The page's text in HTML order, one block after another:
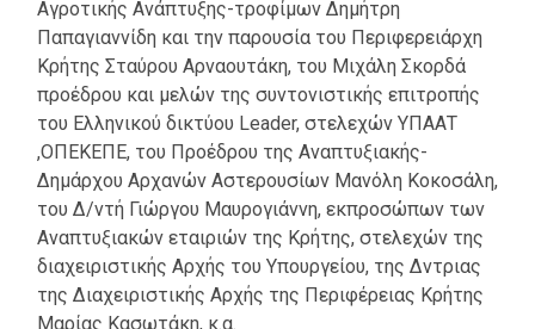
Αγροτικής Ανάπτυξης-τροφίμων Δημήτρη
Παπαγιαννίδη και την παρουσία του Περιφερειάρχη
Κρήτης Σταύρου Αρναουτάκη, του Μιχάλη Σκορδά
προέδρου και μελών της συντονιστικής επιτροπής
του Ελληνικού δικτύου Leader, στελεχών ΥΠΑΑΤ
,ΟΠΕΚΕΠΕ, του Προέδρου της Αναπτυξιακής-
Δημάρχου Αρχανών Αστερουσίων Μανόλη Κοκοσάλη,
του Δ/ντή Γιώργου Μαυρογιάννη, εκπροσώπων των
Αναπτυξιακών εταιριών της Κρήτης, στελεχών της
διαχειριστικής Αρχής του Υπουργείου, της Δντριας
της Διαχειριστικής Αρχής της Περιφέρειας Κρήτης
Μαρίας Κασωτάκη, κ.α.